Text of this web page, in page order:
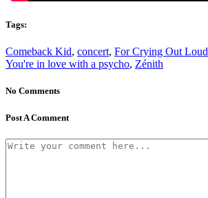
Tags:
Comeback Kid, concert, For Crying Out Loud
You're in love with a psycho, Zénith
No Comments
Post A Comment